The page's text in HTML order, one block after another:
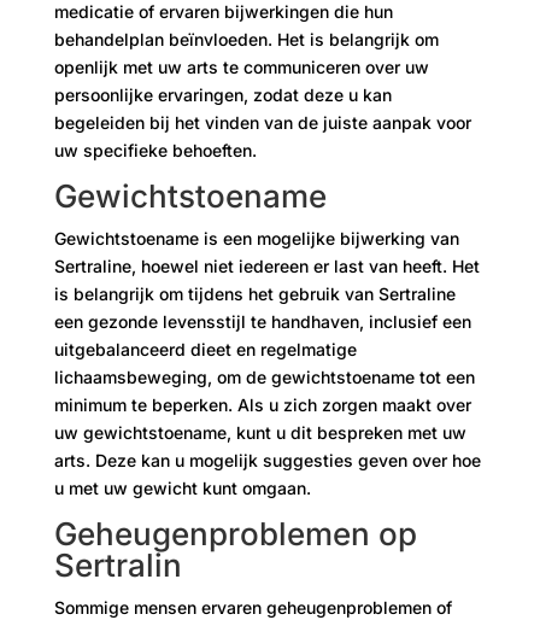
medicatie of ervaren bijwerkingen die hun
behandelplan beïnvloeden. Het is belangrijk om
openlijk met uw arts te communiceren over uw
persoonlijke ervaringen, zodat deze u kan
begeleiden bij het vinden van de juiste aanpak voor
uw specifieke behoeften.
Gewichtstoename
Gewichtstoename is een mogelijke bijwerking van
Sertraline, hoewel niet iedereen er last van heeft. Het
is belangrijk om tijdens het gebruik van Sertraline
een gezonde levensstijl te handhaven, inclusief een
uitgebalanceerd dieet en regelmatige
lichaamsbeweging, om de gewichtstoename tot een
minimum te beperken. Als u zich zorgen maakt over
uw gewichtstoename, kunt u dit bespreken met uw
arts. Deze kan u mogelijk suggesties geven over hoe
u met uw gewicht kunt omgaan.
Geheugenproblemen op
Sertralin
Sommige mensen ervaren geheugenproblemen of